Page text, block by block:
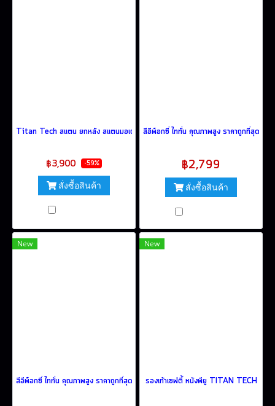
Titan Tech สแตน ยกหลัง สแตนมอเตอร์ไซค์ มอเตอร์ไซค์บิ๊กไบค์ 360° (สีแด็ง)
฿3,900 -59%
สั่งซื้อสินค้า
สีอีพ็อกซี่ ไททั่น คุณภาพสูง ราคาถูกที่สุด
฿2,799
สั่งซื้อสินค้า
New
สีอีพ็อกซี่ ไททั่น คุณภาพสูง ราคาถูกที่สุด
New
รองเท้าเซฟตี้ หนังพียู TITAN TECH